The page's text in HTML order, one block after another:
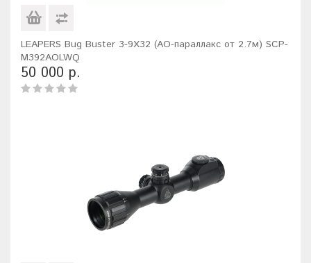
LEAPERS Bug Buster 3-9X32 (AO-параллакс от 2.7м) SCP-
M392AOLWQ
50 000 р.